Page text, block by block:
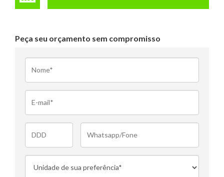
Peça seu orçamento sem compromisso
Nome
E-
mail
DDD Fone
Select
list: